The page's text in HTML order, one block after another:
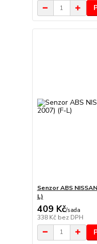
Senzor ABS
L)
409 Kč/sada
338 Kč bez DPH